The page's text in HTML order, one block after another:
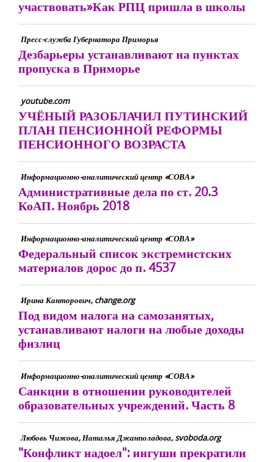
участвовать»Как РПЦ пришла в школы
Пресс-служба Губернатора Приморья
Дезбарьеры устанавливают на пунктах
пропуска в Приморье
youtube.com
УЧЁНЫЙ РАЗОБЛАЧИЛ ПУТИНСКИЙ
ПЛАН ПЕНСИОННОЙ РЕФОРМЫ
ПЕНСИОННОГО ВОЗРАСТА
Информационно-аналитический центр «СОВА»
Административные дела по ст. 20.3
КоАП. Ноябрь 2018
Информационно-аналитический центр «СОВА»
Федеральный список экстремистских
материалов дорос до п. 4537
Ирина Канторович, change.org
Под видом налога на самозанятых,
устанавливают налоги на любые доходы
физлиц
Информационно-аналитический центр «СОВА»
Санкции в отношении руководителей
образовательных учреждений. Часть 8
Любовь Чижова, Наталья Джанполадова, svoboda.org
"Конфликт надоел": ингуши прекратили